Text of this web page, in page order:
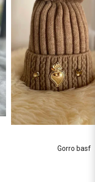
Gorro basf